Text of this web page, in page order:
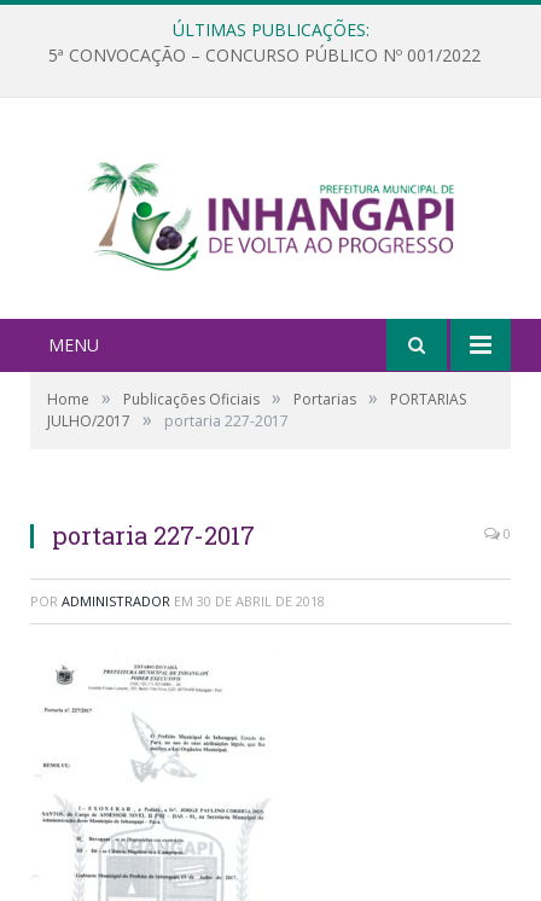
ÚLTIMAS PUBLICAÇÕES:
5ª CONVOCAÇÃO – CONCURSO PÚBLICO Nº 001/2022
MENU
Home » Publicações Oficiais » Portarias »
PORTARIAS
JULHO/2017
» portaria 227-2017
portaria 227-2017 0
POR ADMINISTRADOR EM 30 DE ABRIL DE 2018